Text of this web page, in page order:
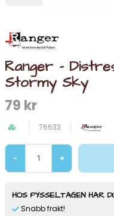
Ranger -
Stormy Sky
79 kr
76633
- +
HOS PYSSELTAGEN HAR
Snabb frakt!